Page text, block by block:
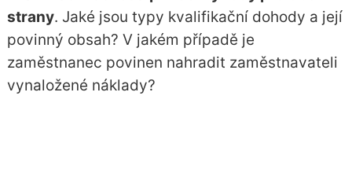
strany. Jaké jsou typy kvalifikační dohody a její
povinný obsah? V jakém případě je
zaměstnanec povinen nahradit zaměstnavateli
vynaložené náklady?